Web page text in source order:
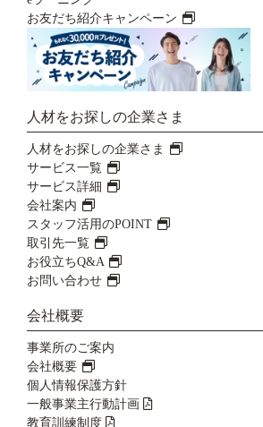
お友だち紹介キャンペーン
人材をお探しの企業さま
人材をお探しの企業さま
サービス一覧
サービス詳細
会社案内
スタッフ活用のPOINT
取引先一覧
お役立ちQ&A
お問い合わせ
会社概要
事業所のご案内
会社概要
個人情報保護方針
一般事業主行動計画
教育訓練制度